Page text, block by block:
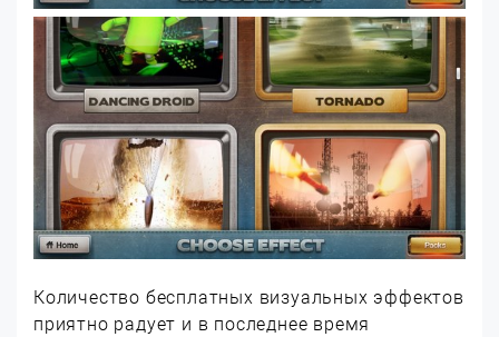
Количество бесплатных визуальных эффектов
приятно радует и в последнее время